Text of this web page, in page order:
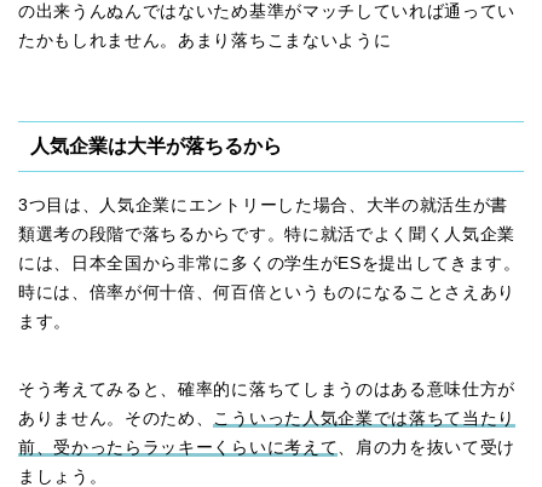
の出来うんぬんではないため基準がマッチしていれば通ってい
たかもしれません。あまり落ちこまないように
人気企業は大半が落ちるから
3つ目は、人気企業にエントリーした場合、大半の就活生が書
類選考の段階で落ちるからです。特に就活でよく聞く人気企業
には、日本全国から非常に多くの学生がESを提出してきます。
時には、倍率が何十倍、何百倍というものになることさえあり
ます。
そう考えてみると、確率的に落ちてしまうのはある意味仕方が
ありません。そのため、
こういった人気企業では落ちて当たり
前、受かったらラッキーくらいに考えて 、肩の力を抜いて受け
ましょう。